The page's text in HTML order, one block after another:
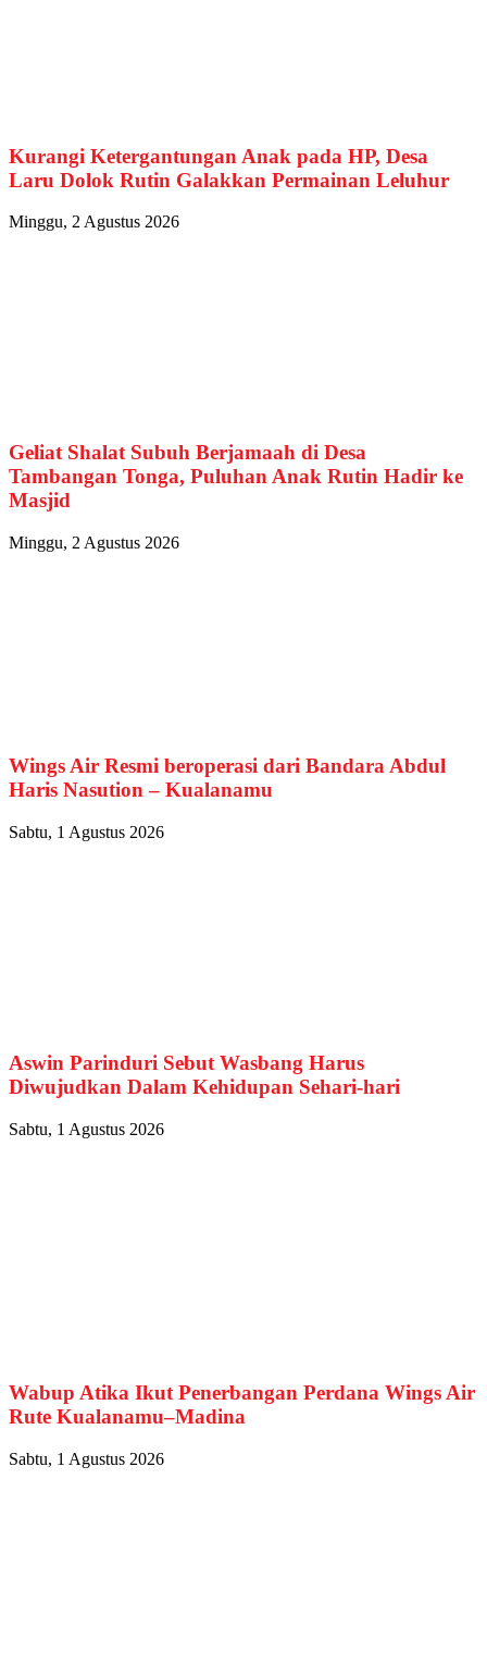
Kurangi Ketergantungan Anak pada HP, Desa
Laru Dolok Rutin Galakkan Permainan Leluhur
Minggu, 2 Agustus 2026
Geliat Shalat Subuh Berjamaah di Desa
Tambangan Tonga, Puluhan Anak Rutin Hadir ke
Masjid
Minggu, 2 Agustus 2026
Wings Air Resmi beroperasi dari Bandara Abdul
Haris Nasution – Kualanamu
Sabtu, 1 Agustus 2026
Aswin Parinduri Sebut Wasbang Harus
Diwujudkan Dalam Kehidupan Sehari-hari
Sabtu, 1 Agustus 2026
Wabup Atika Ikut Penerbangan Perdana Wings Air
Rute Kualanamu–Madina
Sabtu, 1 Agustus 2026